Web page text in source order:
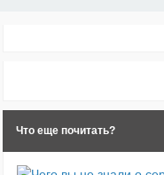
Что еще почитать?